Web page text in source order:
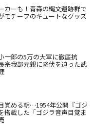
カーも！青森の縄文遺跡群で
モチーフのキュートなグッズ
一郎の5万の大軍に徹底抗
宗我部元親に降伏を迫った武
覚める朝…1954年公開『ゴジ
搭載した「ゴジラ音声目覚ま